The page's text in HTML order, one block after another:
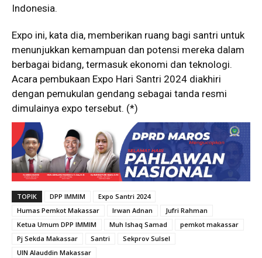
Indonesia.
Expo ini, kata dia, memberikan ruang bagi santri untuk
menunjukkan kemampuan dan potensi mereka dalam
berbagai bidang, termasuk ekonomi dan teknologi.
Acara pembukaan Expo Hari Santri 2024 diakhiri
dengan pemukulan gendang sebagai tanda resmi
dimulainya expo tersebut. (*)
TOPIK DPP IMMIM
Expo Santri 2024
Humas Pemkot Makassar
Irwan Adnan
Jufri Rahman
Ketua Umum DPP IMMIM
Muh Ishaq Samad
pemkot makassar
Pj Sekda Makassar
Santri
Sekprov Sulsel
UIN Alauddin Makassar